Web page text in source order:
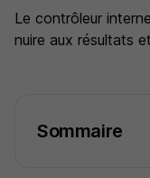
Le contrôleur
nuire aux résultats
Sommaire